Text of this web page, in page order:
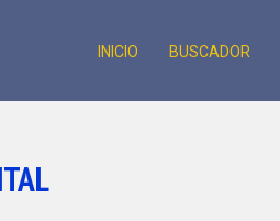
INICIO BUSCADOR